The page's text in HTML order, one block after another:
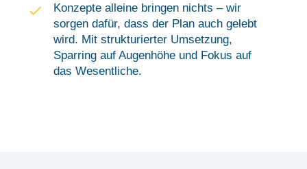
Konzepte alleine bringen nichts – wir
sorgen dafür, dass der Plan auch gelebt
wird. Mit strukturierter Umsetzung,
Sparring auf Augenhöhe und Fokus auf
das Wesentliche.